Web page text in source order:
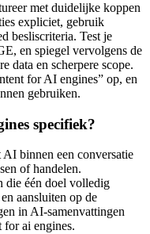
met duidelijke koppen
expliciet, gebruik
besliscriteria. Test je
en spiegel vervolgens de
data en scherpere scope.
for AI engines” op, en
gebruiken.
specifiek?
binnen een conversatie
of handelen.
die één doel volledig
aansluiten op de
in AI-samenvattingen
for ai engines.